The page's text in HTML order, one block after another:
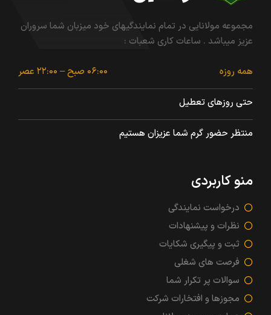
مجموعه مولانایی در تمام نمایندگیهای خود میزبان شما سروران
عزیز میباشد . ساعات کاری شعبات :
همه روزه ۰۶:۰۰ صبح – ۲۲:۰۰ عصر
حتی روزهای تعطیل
منتظر حضور گرم شما عزیزان هستیم
منو کاربردی
درخواست نمایندگی
نظرات و پیشنهادات
ثبت و پیگیری شکایات
فرصت های شغلی
سوالات پر تکرار شما
مجوزها و افتخارات شرکت